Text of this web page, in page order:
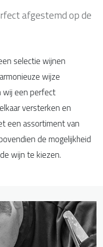
afgestemd op de
selectie wijnen
wijze
wij een perfect
versterken en
een assortiment van
de mogelijkheid
wijn te kiezen.